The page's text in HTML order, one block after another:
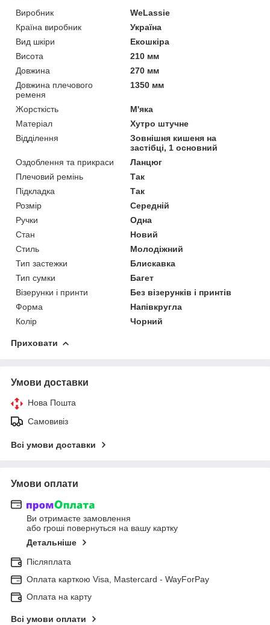
Виробник
WeLassie
Країна виробник
Україна
Вид шкіри
Екошкіра
Висота
210 мм
Довжина
270 мм
Довжина плечового
ременя
1350 мм
Жорсткість
М'яка
Матеріал
Хутро штучне
Відділення
Зовнішня кишеня на
застібці, 1 основний
Оздоблення та прикраси
Ланцюг
Плечовий ремінь
Так
Підкладка
Так
Розмір
Середній
Ручки
Одна
Стан
Новий
Стиль
Молодіжний
Тип застежки
Блискавка
Тип сумки
Багет
Візерунки і принти
Без візерунків і принтів
Форма
Напівкругла
Колір
Чорний
Приховати
Умови доставки
Нова Пошта
Самовивіз
Всі умови доставки
Умови оплати
Ви отримаєте замовлення
або гроші повернуться на вашу картку
Детальніше
Післяплата
Оплата карткою Visa, Mastercard - WayForPay
Оплата на карту
Всі умови оплати